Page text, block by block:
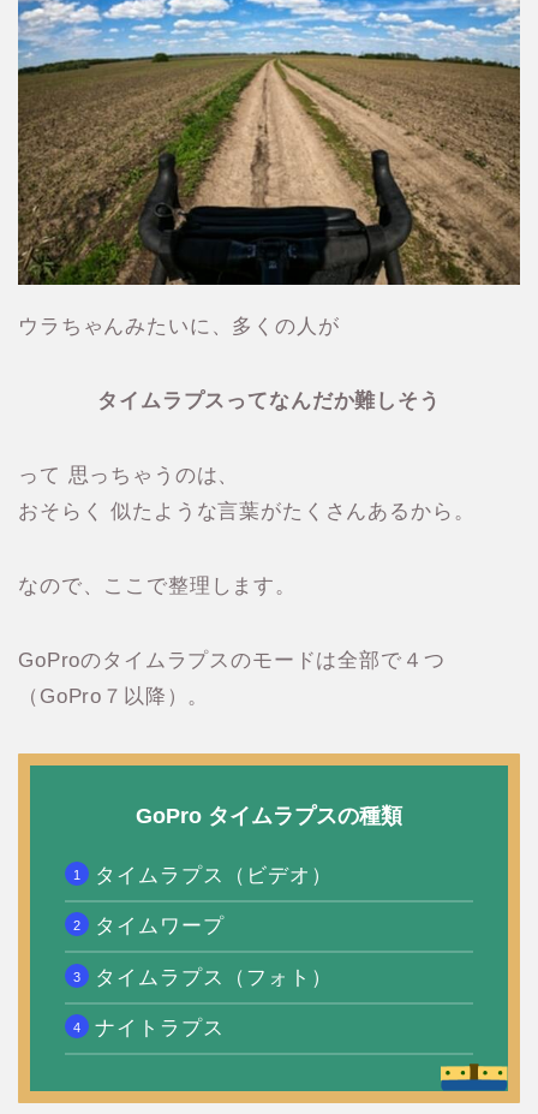
ウラちゃんみたいに、多くの人が
タイムラプスってなんだか難しそう
って 思っちゃうのは、
おそらく 似たような言葉がたくさんあるから。
なので、ここで整理します。
GoProのタイムラプスのモードは全部で４つ
（GoPro７以降）。
GoPro タイムラプスの種類
タイムラプス（ビデオ）
タイムワープ
タイムラプス（フォト）
ナイトラプス